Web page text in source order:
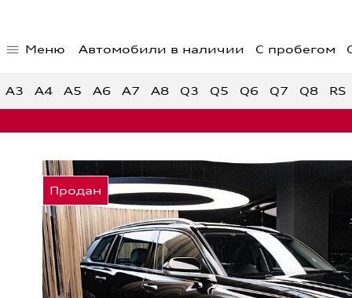
Меню Автомобили в наличии С пробегом
Главная страница
Audi с пробегом
Обратная связь
A3 A4 A5 A6 A7 A8 Q3 Q5 Q6 Q7 Q8 RS